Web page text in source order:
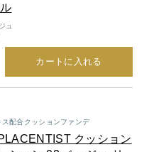
ュ
カートに入れる
ス配合クッションファンデ
クッション